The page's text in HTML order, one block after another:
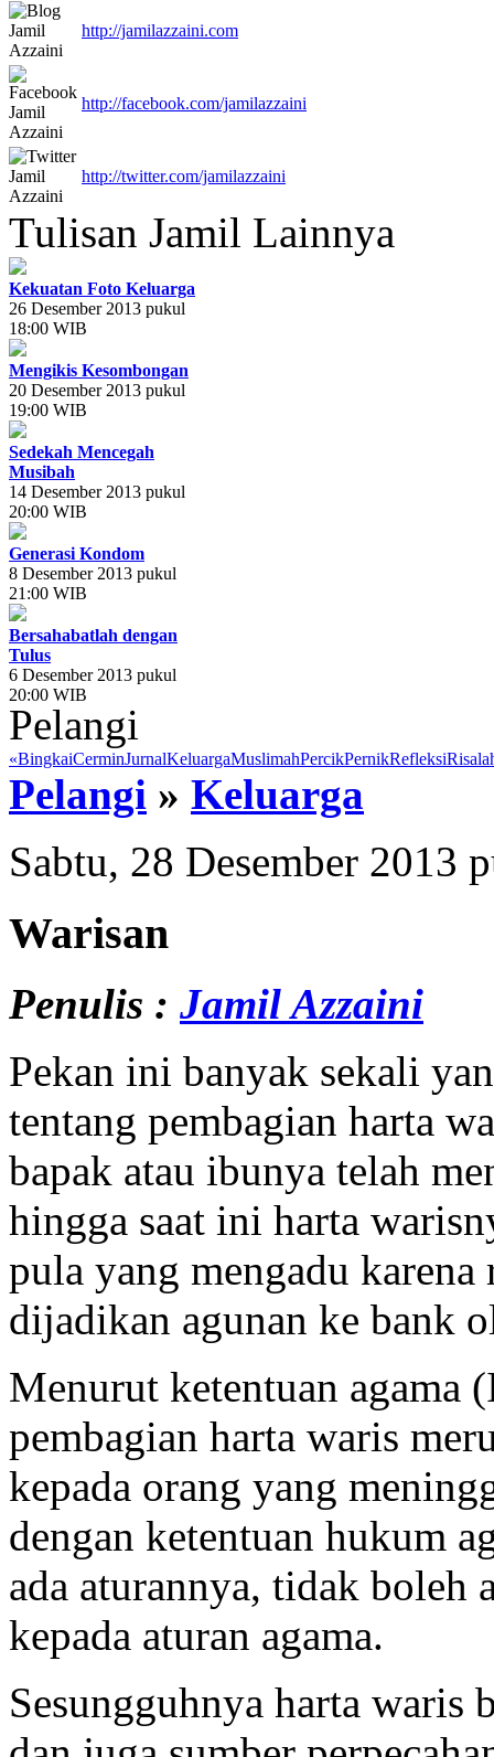
http://jamilazzaini.com
http://facebook.com/jamilazzaini
http://twitter.com/jamilazzaini
Tulisan Jamil Lainnya
Kekuatan Foto Keluarga
26 Desember 2013 pukul
18:00 WIB
Mengikis Kesombongan
20 Desember 2013 pukul
19:00 WIB
Sedekah Mencegah
Musibah
14 Desember 2013 pukul
20:00 WIB
Generasi Kondom
8 Desember 2013 pukul
21:00 WIB
Bersahabatlah dengan
Tulus
6 Desember 2013 pukul
20:00 WIB
Pelangi
«BingkaiCerminJurnalKeluargaMuslimahPercikPernikRefleksi
Pelangi » Keluarga
Sabtu, 28 Desember 2013
Warisan
Penulis : Jamil Azzaini
Pekan ini banyak sekali
tentang pembagian harta
bapak atau ibunya telah
hingga saat ini harta
pula yang mengadu
dijadikan agunan ke bank
Menurut ketentuan agama
pembagian harta waris
kepada orang yang
dengan ketentuan hukum
ada aturannya, tidak boleh
kepada aturan agama.
Sesungguhnya harta waris